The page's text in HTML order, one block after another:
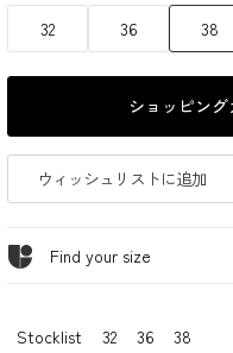
32 36 38
ショッピン
ウィッシュリストに追加
Find your size
Stocklist 32 36
38